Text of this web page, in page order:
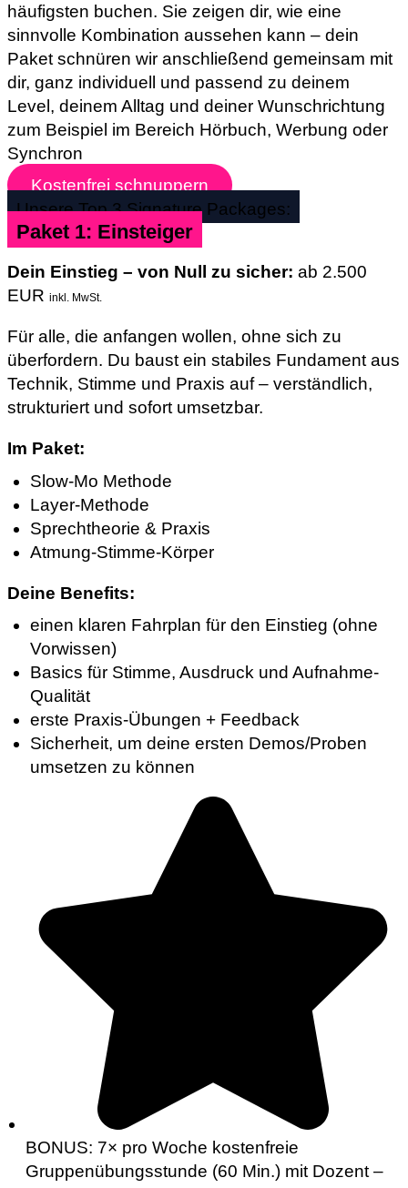
häufigsten buchen. Sie zeigen dir, wie eine
sinnvolle Kombination aussehen kann – dein
Paket schnüren wir anschließend gemeinsam mit
dir, ganz individuell und passend zu deinem
Level, deinem Alltag und deiner Wunschrichtung
zum Beispiel im Bereich Hörbuch, Werbung oder
Synchron
Kostenfrei schnuppern
Unsere Top 3 Signature Packages:
Paket 1: Einsteiger
Dein Einstieg – von Null zu sicher: ab 2.500
EUR inkl. MwSt.
Für alle, die anfangen wollen, ohne sich zu
überfordern. Du baust ein stabiles Fundament aus
Technik, Stimme und Praxis auf – verständlich,
strukturiert und sofort umsetzbar.
Im Paket:
Slow-Mo Methode
Layer-Methode
Sprechtheorie & Praxis
Atmung-Stimme-Körper
Deine Benefits:
einen klaren Fahrplan für den Einstieg (ohne
Vorwissen)
Basics für Stimme, Ausdruck und Aufnahme-
Qualität
erste Praxis-Übungen + Feedback
Sicherheit, um deine ersten Demos/Proben
umsetzen zu können
BONUS: 7× pro Woche kostenfreie
Gruppenübungsstunde (60 Min.) mit Dozent –